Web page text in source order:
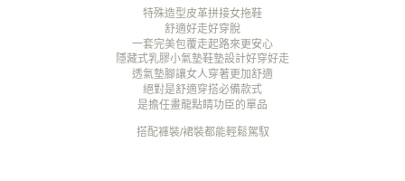
特殊造型皮革拼接女拖鞋
舒適好走好穿脫
一套完美包覆走起路來更安心
隱藏式乳膠小氣墊鞋墊設計好穿好走
透氣墊腳讓女人穿著更加舒適
絕對是舒適穿搭必備款式
是擔任畫龍點睛功臣的單品
搭配褲裝/裙裝都能輕鬆駕馭